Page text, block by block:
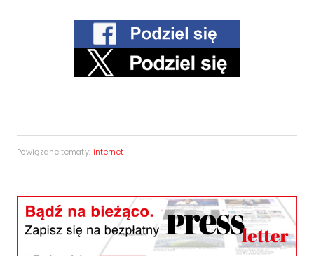
Powiązane tematy: internet